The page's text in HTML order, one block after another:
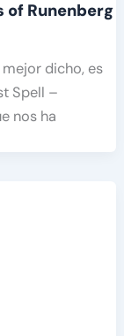
of Runenberg
dicho, es
Spell –
nos ha